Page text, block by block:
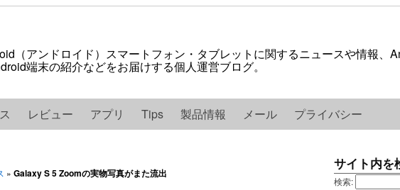
（アンドロイド）スマートフォン・タブレットに関するニュースや情報、
端末の紹介などをお届けする個人運営ブログ。
レビュー アプリ Tips 製品情報 メール プライバシー
» Galaxy S 5 Zoomの実物写真がまた流出
サイト内を
検索: